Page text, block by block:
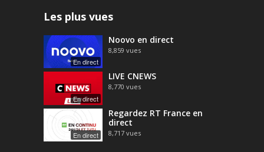
Les plus vues
En direct
Noovo en direct
8,859 vues
En direct
LIVE CNEWS
8,770 vues
En direct
Regardez RT France en
direct
8,717 vues